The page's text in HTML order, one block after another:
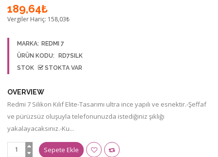
189,64₺
Vergiler Hariç: 158,03₺
MARKA: REDMI 7
ÜRÜN KODU:
RD7SILK
STOK
STOKTA VAR
OVERVIEW
Redmi 7 Silikon Kılıf Elite-Tasarımı ultra ince yapılı ve esnektir.-Şeffaf
ve pürüzsüz oluşuyla telefonunuzda istediğiniz şıklığı
yakalayacaksınız.-Ku...